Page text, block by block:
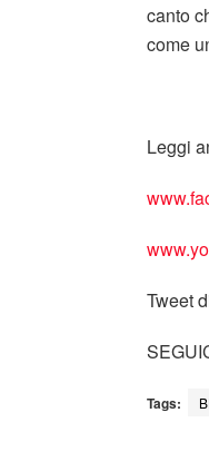
canto
come
Leggi
Tweet
Tags: